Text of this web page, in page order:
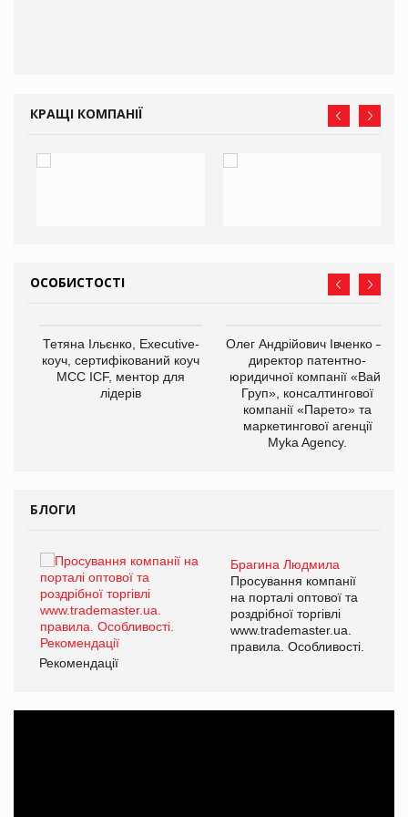
КРАЩІ КОМПАНІЇ
ОСОБИСТОСТІ
Тетяна Ільєнко, Executive-
коуч, сертифікований коуч
МСС ICF, ментор для
лідерів
Олег Андрійович Івченко —
директор патентно-
юридичної компанії «Вайз
Груп», консалтингової
компанії «Парето» та
маркетингової агенції
Myka Agency.
БЛОГИ
Брагина Людмила
Просування компанії
на порталі оптової та
роздрібної торгівлі
www.trademaster.ua.
правила. Особливості.
Рекомендації